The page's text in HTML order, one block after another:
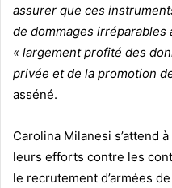
assurer que ces
de dommages irréparables
« largement profité des
privée et de la promotion
asséné.
Carolina Milanesi s’attend
leurs efforts contre les
le recrutement d’armées